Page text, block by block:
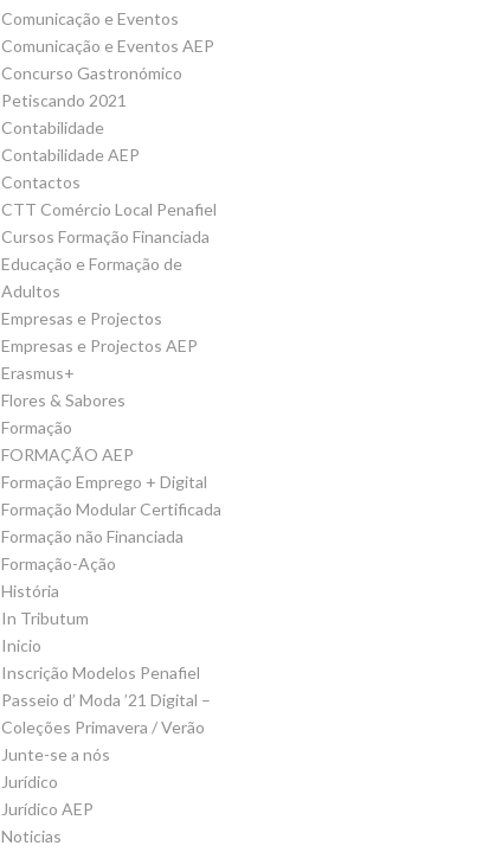
Comunicação e Eventos
Comunicação e Eventos AEP
Concurso Gastronómico
Petiscando 2021
Contabilidade
Contabilidade AEP
Contactos
CTT Comércio Local Penafiel
Cursos Formação Financiada
Educação e Formação de
Adultos
Empresas e Projectos
Empresas e Projectos AEP
Erasmus+
Flores & Sabores
Formação
FORMAÇÃO AEP
Formação Emprego + Digital
Formação Modular Certificada
Formação não Financiada
Formação-Ação
História
In Tributum
Inicio
Inscrição Modelos Penafiel
Passeio d’ Moda ’21 Digital –
Coleções Primavera / Verão
Junte-se a nós
Jurídico
Jurídico AEP
Noticias